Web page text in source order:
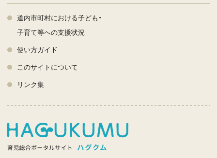
道内市町村における子ども・
子育て等への支援状況
使い方ガイド
このサイトについて
リンク集